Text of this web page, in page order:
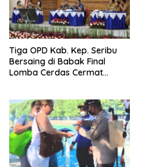
Tiga OPD Kab. Kep. Seribu
Bersaing di Babak Final
Lomba Cerdas Cermat